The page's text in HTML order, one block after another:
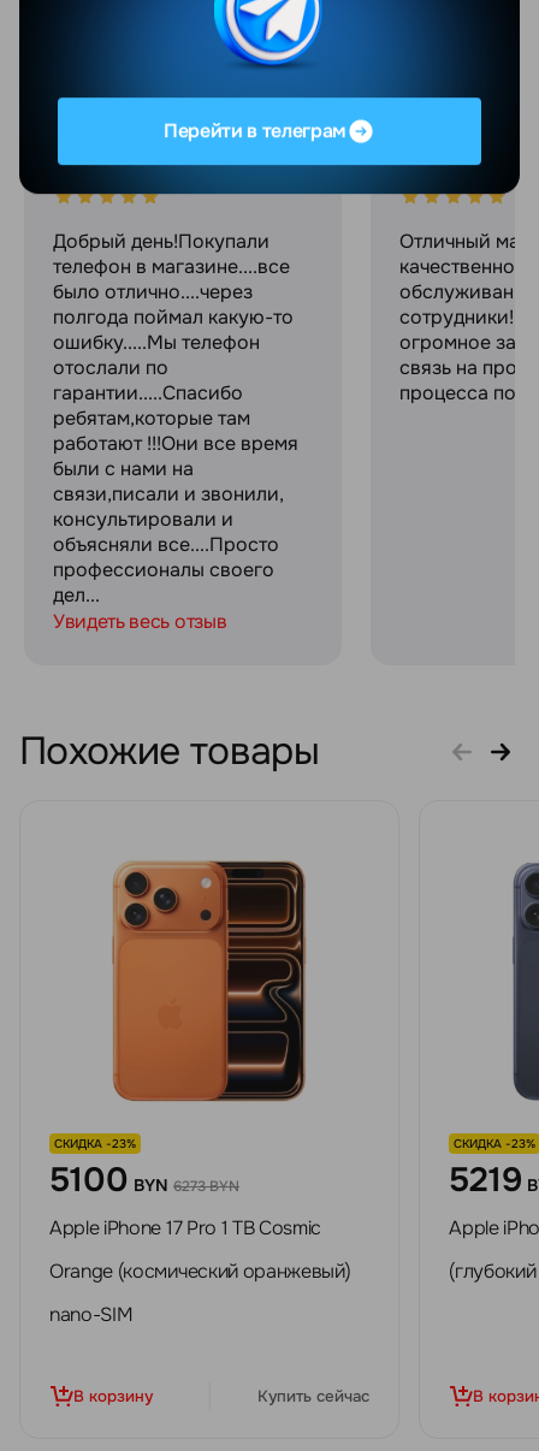
Валентина Яцушкевич
06.08.2026
Добрый день!Покупали
телефон в магазине....все
было отлично....через
полгода поймал какую-то
ошибку.....Мы телефон
отослали по
гарантии.....Спасибо
ребятам,которые там
работают !!!Они все время
были с нами на
связи,писали и звонили,
консультировали и
объясняли все....Просто
профессионалы своего
дел...
Увидеть весь отзыв
04.08.2026
Отличный
качественное
сотрудники!
огромное за
связь на
процесса
Похожие товары
СКИДКА -23%
5100 BYN 6273 BYN
Apple iPhone 17 Pro 1 TB Cosmic
Orange (космический оранжевый)
nano-SIM
В корзину Купить сейчас
СКИДКА -23%
5219
Apple
В
Перейти в телеграм